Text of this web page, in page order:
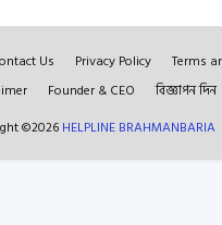
Us Privacy Policy
Terms
Founder & CEO
বিজ্ঞাপন দিন
©2026 HELPLINE BRAHMANBARIA